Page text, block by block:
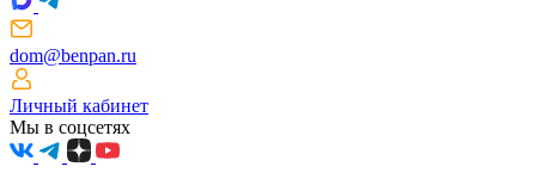
dom@benpan.ru
Личный кабинет
Мы в соцсетях